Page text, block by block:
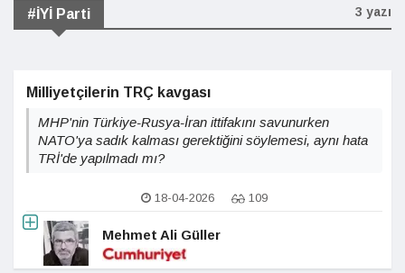
#İYİ Parti 3 yazı
Milliyetçilerin TRÇ kavgası
MHP'nin Türkiye-Rusya-İran ittifakını savunurken
NATO'ya sadık kalması gerektiğini söylemesi, aynı hata
TRİ'de yapılmadı mı?
18-04-2026 109
Mehmet Ali Güller